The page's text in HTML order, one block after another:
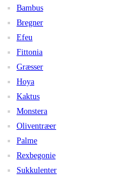
Bambus
Bregner
Efeu
Fittonia
Græsser
Hoya
Kaktus
Monstera
Oliventræer
Palme
Rexbegonie
Sukkulenter